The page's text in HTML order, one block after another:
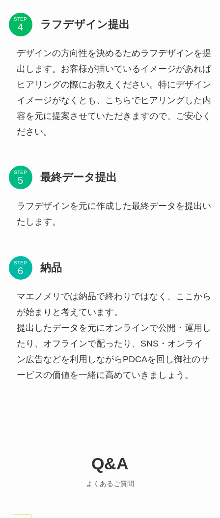
STEP ラフデザイン提出
デザインの方向性を決めるためラフデザインを提
出します。お客様が描いているイメージがあれば
ヒアリングの際にお教えください。特にデザイン
イメージがなくとも、こちらでヒアリングした内
容を元に提案させていただきますので、ご安心く
ださい。
STEP 最終データ提出
ラフデザインを元に作成した最終データを提出い
たします。
STEP 納品
マエノメリでは納品で終わりではなく、ここから
が始まりと考えています。
提出したデータを元にオンラインで公開・運用し
たり、オフラインで配ったり、SNS・オンライ
ン広告などを利用しながらPDCAを回し御社のサ
ービスの価値を一緒に高めていきましょう。
Q&A
よくあるご質問